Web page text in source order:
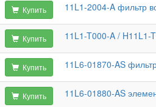
Купить 11L1-2004-A фильтр
Купить 11L1-T000-A / H11L1-
Купить 11L6-01870-AS
Купить 11L6-01880-AS